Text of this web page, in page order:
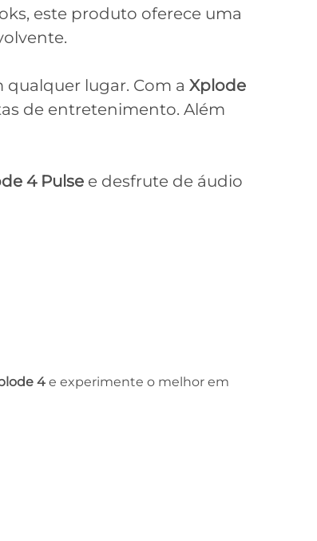
este produto oferece uma
lugar. Com a Xplode
de entretenimento. Além
4 Pulsee desfrute de áudio
4e experimente o melhor em